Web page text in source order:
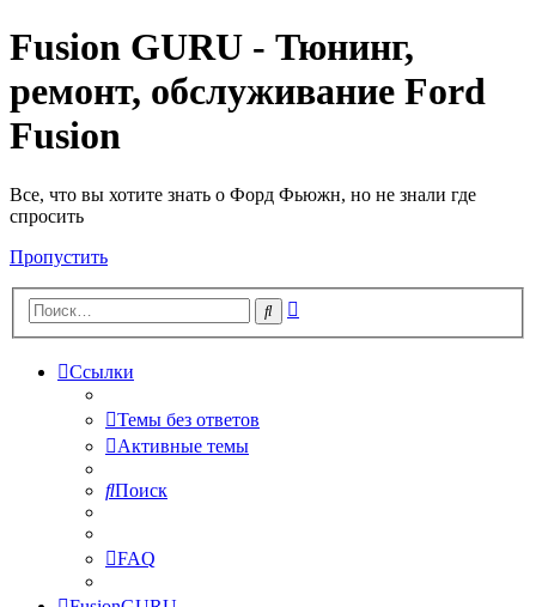
Fusion GURU - Тюнинг,
ремонт, обслуживание Ford
Fusion
Все, что вы хотите знать о Форд Фьюжн, но не знали где
спросить
Пропустить
Поиск
Ссылки
Темы без ответов
Активные темы
Поиск
FAQ